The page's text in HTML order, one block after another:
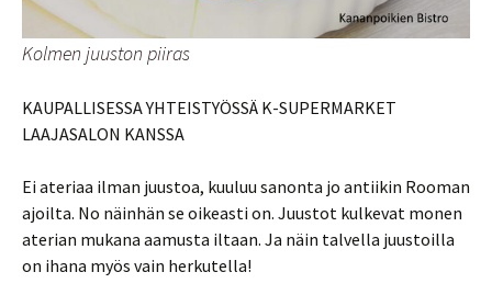
Kolmen juuston piiras
KAUPALLISESSA YHTEISTYÖSSÄ K-SUPERMARKET
LAAJASALON KANSSA
Ei ateriaa ilman juustoa, kuuluu sanonta jo antiikin Rooman
ajoilta. No näinhän se oikeasti on. Juustot kulkevat monen
aterian mukana aamusta iltaan. Ja näin talvella juustoilla
on ihana myös vain herkutella!